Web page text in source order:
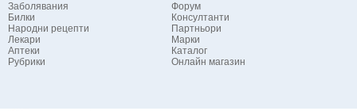
Заболявания
Билки
Народни рецепти
Лекари
Аптеки
Рубрики
Форум
Консултанти
Партньори
Марки
Каталог
Онлайн магазин